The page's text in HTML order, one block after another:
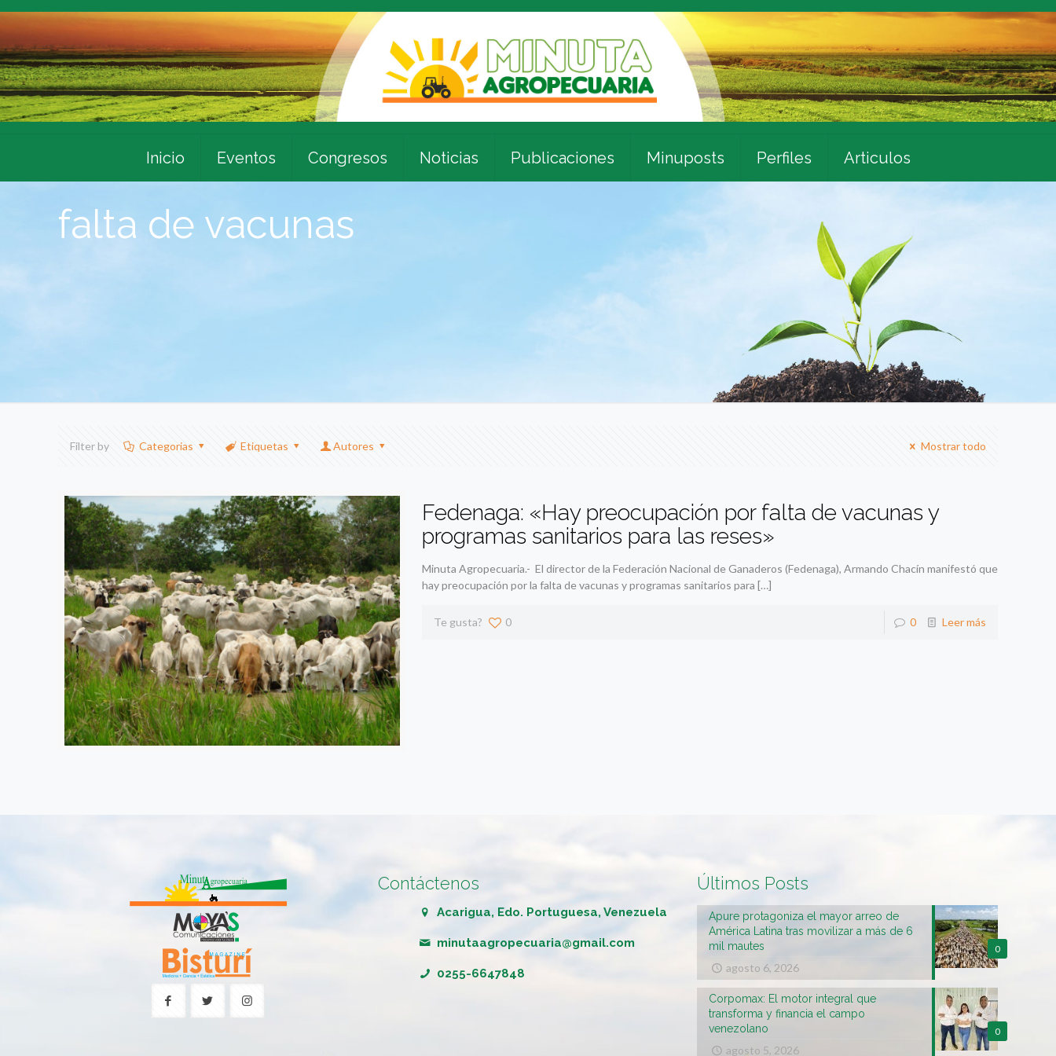
Inicio Eventos Congresos Noticias Publicaciones Minuposts Perfiles Articulos
falta de vacunas
Filter by Categorias Etiquetas Autores Mostrar todo
Fedenaga: «Hay preocupación por falta de vacunas y
programas sanitarios para las reses»
Minuta Agropecuaria.- El director de la Federación Nacional de Ganaderos (Fedenaga), Armando Chacín manifestó que
hay preocupación por la falta de vacunas y programas sanitarios para […]
Te gusta? 0 0 Leer más
Contáctenos
Acarigua, Edo. Portuguesa, Venezuela
minutaagropecuaria@gmail.com
0255-6647848
Últimos Posts
0
Apure protagoniza el mayor arreo de
América Latina tras movilizar a más de 6
mil mautes
agosto 6, 2026
0
Corpomax: El motor integral que
transforma y financia el campo
venezolano
agosto 5, 2026